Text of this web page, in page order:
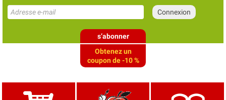
s’abonner
Obtenez un
coupon de -10 %